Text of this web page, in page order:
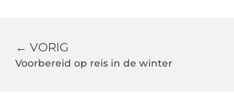
← VORIG
Voorbereid op reis in de winter